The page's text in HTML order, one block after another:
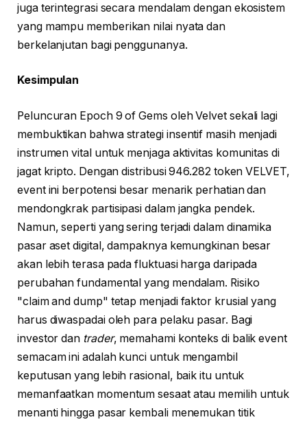
juga terintegrasi secara mendalam dengan ekosistem
yang mampu memberikan nilai nyata dan
berkelanjutan bagi penggunanya.
Kesimpulan
Peluncuran Epoch 9 of Gems oleh Velvet sekali lagi
membuktikan bahwa strategi insentif masih menjadi
instrumen vital untuk menjaga aktivitas komunitas di
jagat kripto. Dengan distribusi 946.282 token VELVET,
event ini berpotensi besar menarik perhatian dan
mendongkrak partisipasi dalam jangka pendek.
Namun, seperti yang sering terjadi dalam dinamika
pasar aset digital, dampaknya kemungkinan besar
akan lebih terasa pada fluktuasi harga daripada
perubahan fundamental yang mendalam. Risiko
"claim and dump" tetap menjadi faktor krusial yang
harus diwaspadai oleh para pelaku pasar. Bagi
investor dan trader, memahami konteks di balik event
semacam ini adalah kunci untuk mengambil
keputusan yang lebih rasional, baik itu untuk
memanfaatkan momentum sesaat atau memilih untuk
menanti hingga pasar kembali menemukan titik